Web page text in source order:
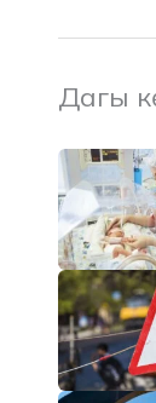
Дагы